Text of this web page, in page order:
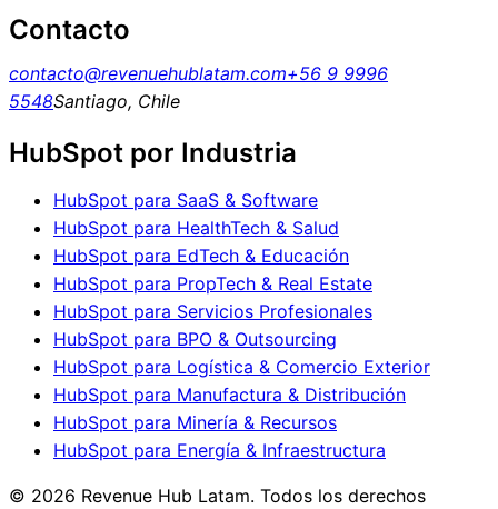
Contacto
contacto@revenuehublatam.com+56 9 9996
5548Santiago, Chile
HubSpot por Industria
HubSpot para SaaS & Software
HubSpot para HealthTech & Salud
HubSpot para EdTech & Educación
HubSpot para PropTech & Real Estate
HubSpot para Servicios Profesionales
HubSpot para BPO & Outsourcing
HubSpot para Logística & Comercio Exterior
HubSpot para Manufactura & Distribución
HubSpot para Minería & Recursos
HubSpot para Energía & Infraestructura
© 2026 Revenue Hub Latam. Todos los derechos